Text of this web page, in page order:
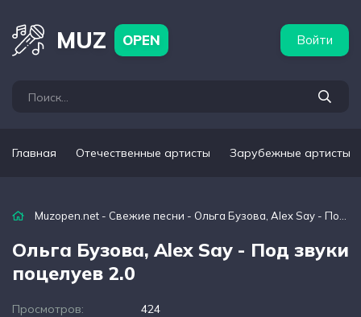
MUZ OPEN Войти
Главная Отечественные артисты Зарубежные артисты
Muzopen.net - Свежие песни - Ольга Бузова, Alex Say - Под звуки поцелуев 2.0
Ольга Бузова, Alex Say - Под звуки
поцелуев 2.0
Просмотров:
424
артисты Популярные подборки